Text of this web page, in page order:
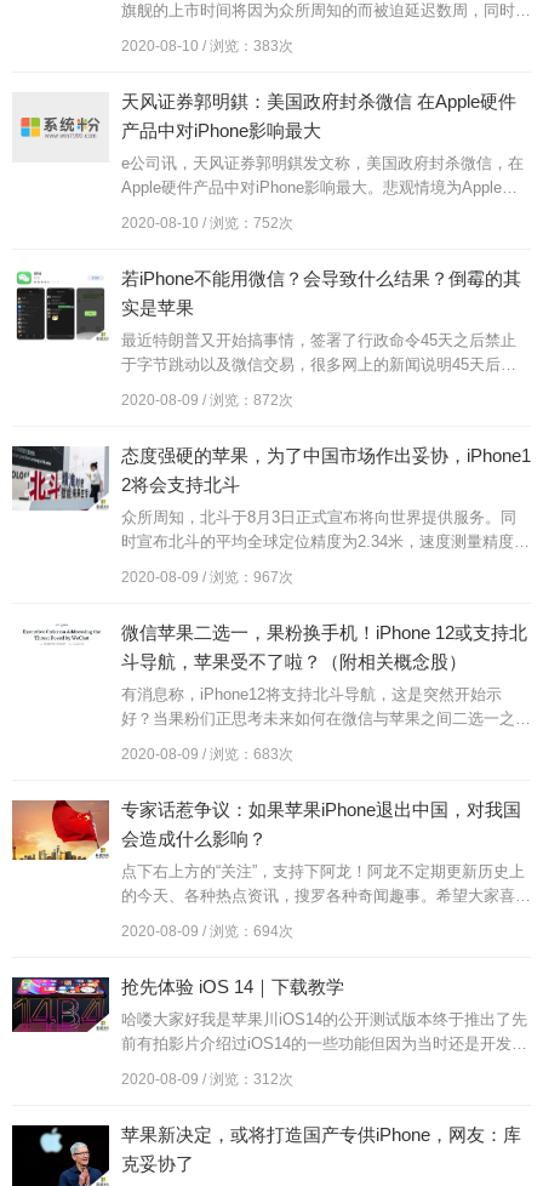
旗舰的上市时间将因为众所周知的而被迫延迟数周，同时有
多方消息称不排除会采用几款机型分批上市的策略，但稍让
果粉安心的是该系列...
2020-08-10 / 浏览：383次
天风证券郭明錤：美国政府封杀微信 在Apple硬件
产品中对iPhone影响最大
e公司讯，天风证券郭明錤发文称，美国政府封杀微信，在
Apple硬件产品中对iPhone影响最大。悲观情境为Apple移
除全球AppStore上的微信。若是此状况，Apple硬件产...
2020-08-10 / 浏览：752次
若iPhone不能用微信？会导致什么结果？倒霉的其
实是苹果
最近特朗普又开始搞事情，签署了行政命令45天之后禁止
于字节跳动以及微信交易，很多网上的新闻说明45天后苹
果微信不能正常下载和使用，导致人心惶惶！很多朋友私信
浩南问是不是下个月真的不...
2020-08-09 / 浏览：872次
态度强硬的苹果，为了中国市场作出妥协，iPhone1
2将会支持北斗
众所周知，北斗于8月3日正式宣布将向世界提供服务。同
时宣布北斗的平均全球定位精度为2.34米，速度测量精度优
于每秒0.2米。同时，北斗还表示，在所有北斗导航卫星系
统中，所有核心组件...
2020-08-09 / 浏览：967次
微信苹果二选一，果粉换手机！iPhone 12或支持北
斗导航，苹果受不了啦？（附相关概念股）
有消息称，iPhone12将支持北斗导航，这是突然开始示
好？当果粉们正思考未来如何在微信与苹果之间二选一之
际，苹果公司忽然传出多条“示好”消息：第一，iPhone12支
2020-08-09 / 浏览：683次
专家话惹争议：如果苹果iPhone退出中国，对我国
会造成什么影响？
点下右上方的“关注”，支持下阿龙！阿龙不定期更新历史上
的今天、各种热点资讯，搜罗各种奇闻趣事。希望大家喜
欢！市场上有句话说得好，“没有永远的敌人，只有永远的
利益”，市场上的厂商之间...
2020-08-09 / 浏览：694次
抢先体验 iOS 14｜下载教学
哈喽大家好我是苹果川iOS14的公开测试版本终于推出了先
前有拍影片介绍过iOS14的一些功能但因为当时还是开发者
的测试版所以很多人不能使用现在公开版本的测试版推出之
2020-08-09 / 浏览：312次
苹果新决定，或将打造国产专供iPhone，网友：库
克妥协了